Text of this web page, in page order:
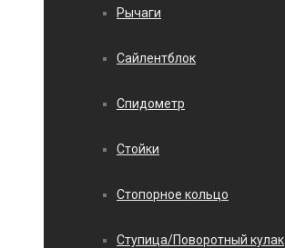
Рычаги
Сайлентблок
Спидометр
Стойки
Стопорное кольцо
Ступица/Поворотный кулак